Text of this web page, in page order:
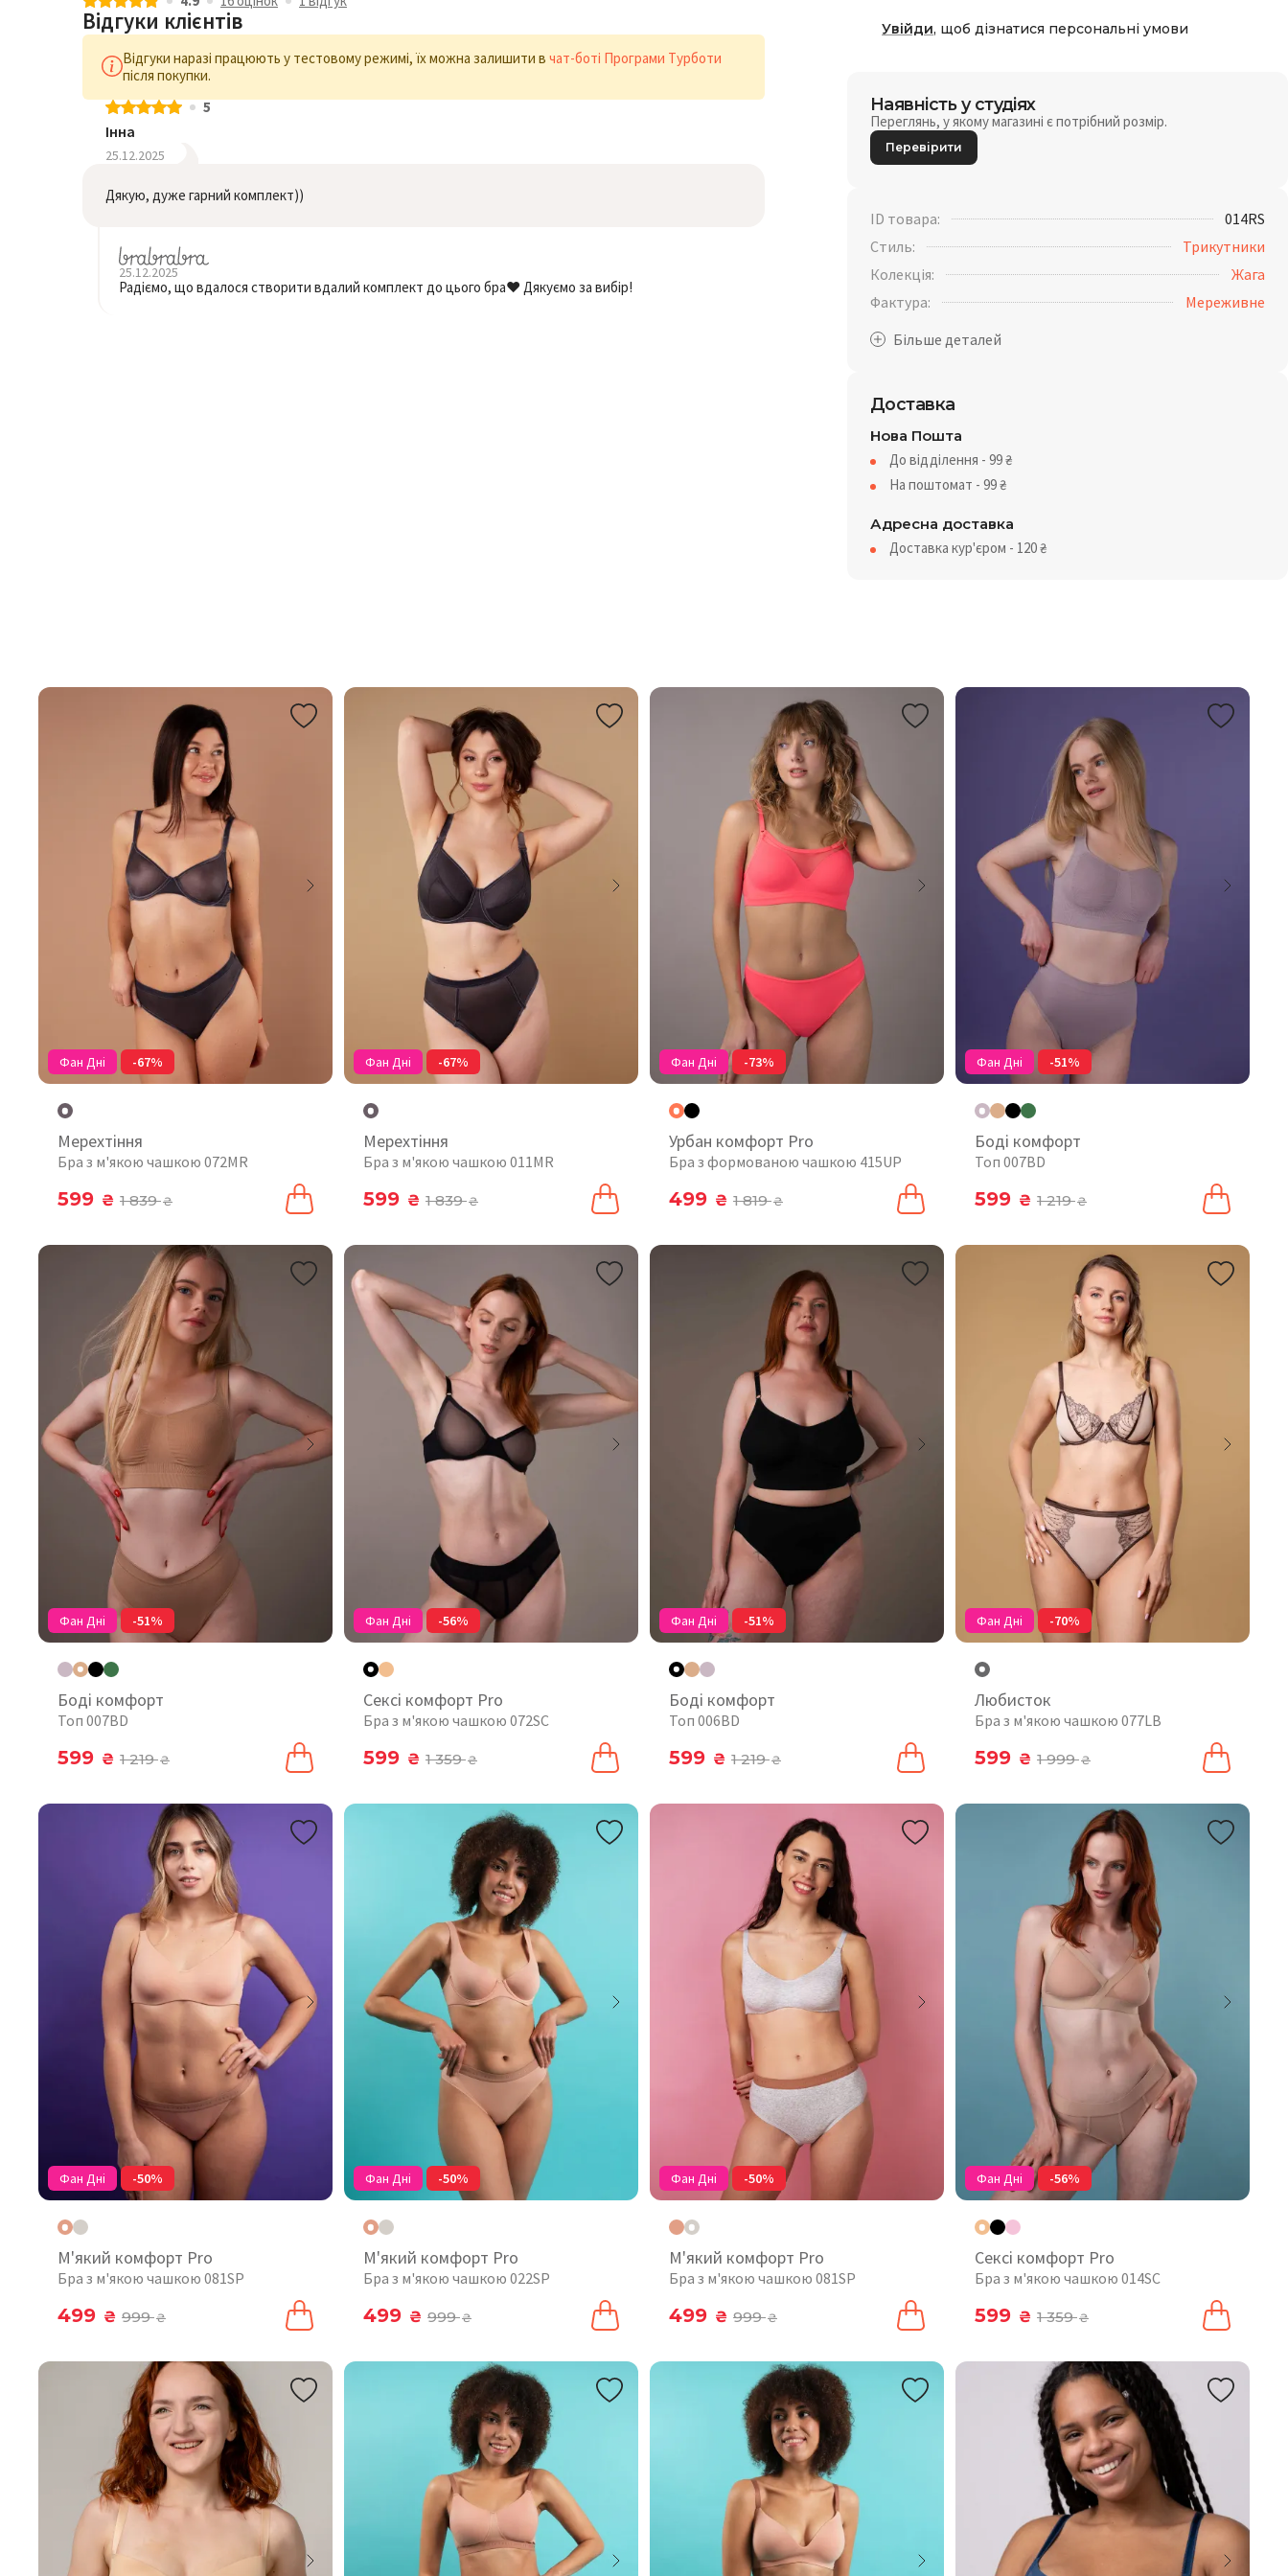
Увійди, щоб дізнатися персональні умови
Наявність у студіях
Переглянь, у якому магазині є потрібний розмір.
Перевірити
ID товара:
014RS
Стиль:
Трикутники
Колекція:
Жага
Фактура:
Мереживне
Доставка
Нова Пошта
До відділення - 99₴
На поштомат - 99₴
Адресна доставка
Доставка кур'єром - 120₴
Відгуки клієнтів
Відгуки наразі працюють у тестовому режимі, їх можна залишити в чат-боті Програми Турботи
після покупки.
5
Інна
25.12.2025
Дякую, дуже гарний комплект))
25.12.2025
Радіємо, що вдалося створити вдалий комплект до цього бра❤️ Дякуємо за вибір!
Фан Дні -67%
Мерехтіння
Бра з м'якою чашкою 072MR
599 ₴ 1 839₴
Фан Дні -67%
Мерехтіння
Бра з м'якою чашкою 011MR
599 ₴ 1 839₴
Фан Дні -73%
Урбан комфорт Pro
Бра з формованою чашкою 415UP
499 ₴ 1 819₴
Фан Дні -51%
Боді комфорт
Топ 007BD
599 ₴ 1 219₴
Фан Дні -51%
Боді комфорт
Топ 007BD
599 ₴ 1 219₴
Фан Дні -56%
Сексі комфорт Pro
Бра з м'якою чашкою 072SC
599 ₴ 1 359₴
Фан Дні -51%
Боді комфорт
Топ 006BD
599 ₴ 1 219₴
Фан Дні -70%
Любисток
Бра з м'якою чашкою 077LB
599 ₴ 1 999₴
Фан Дні -50%
М'який комфорт Pro
Бра з м'якою чашкою 081SP
499 ₴ 999₴
Фан Дні -50%
М'який комфорт Pro
Бра з м'якою чашкою 022SP
499 ₴ 999₴
Фан Дні -50%
М'який комфорт Pro
Бра з м'якою чашкою 081SP
499 ₴ 999₴
Фан Дні -56%
Сексі комфорт Pro
Бра з м'якою чашкою 014SC
599 ₴ 1 359₴